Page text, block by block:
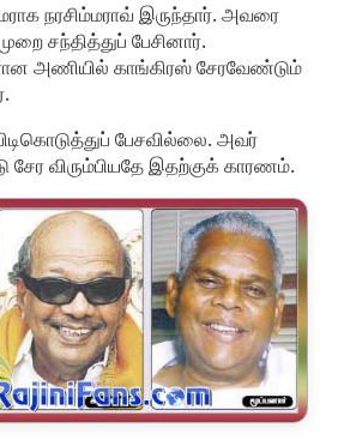
நரசிம்மராவ் இருந்தார். அவரை
சந்தித்துப் பேசினார்.
அணியில் காங்கிரஸ் சேரவேண்டும்
பேசவில்லை. அவர்
சேர விரும்பியதே இதற்குக் காரணம்.